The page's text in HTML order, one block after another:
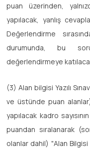
puan üzerinden,
yapılacak, yanlış
Değerlendirme
durumunda, bu
değerlendirmeye
(3) Alan bilgisi Yazılı
ve üstünde puan
yapılacak kadro
puandan sıralanarak
olanlar dahil) "Alan Bilgisi